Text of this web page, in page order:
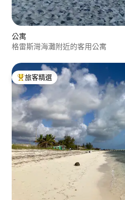
公寓
格雷斯灣海灘附近的客用公寓
旅客精選榜首
旅客精選